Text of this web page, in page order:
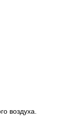
воздуха.